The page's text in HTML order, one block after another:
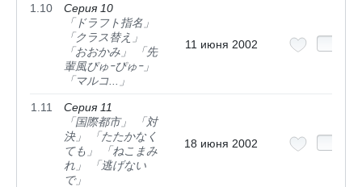
1.10
Серия 10
「ドラフト指名」
「クラス替え」
「おおかみ」 「先
輩風ぴゅｰぴゅｰ」
「マルコ...」
11 июня 2002
1.11
Серия 11
「国際都市」 「対
決」 「たたかなく
ても」 「ねこまみ
れ」 「逃げない
で」
18 июня 2002